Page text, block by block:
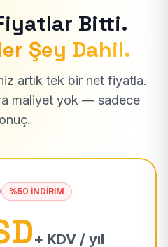
Bitti.
Şey Dahil.
artık tek bir net fiyatla.
maliyet yok — sadece
%50 İNDİRİM
+ KDV / yıl